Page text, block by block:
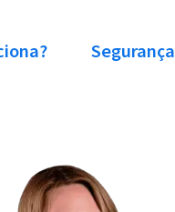
Segurança